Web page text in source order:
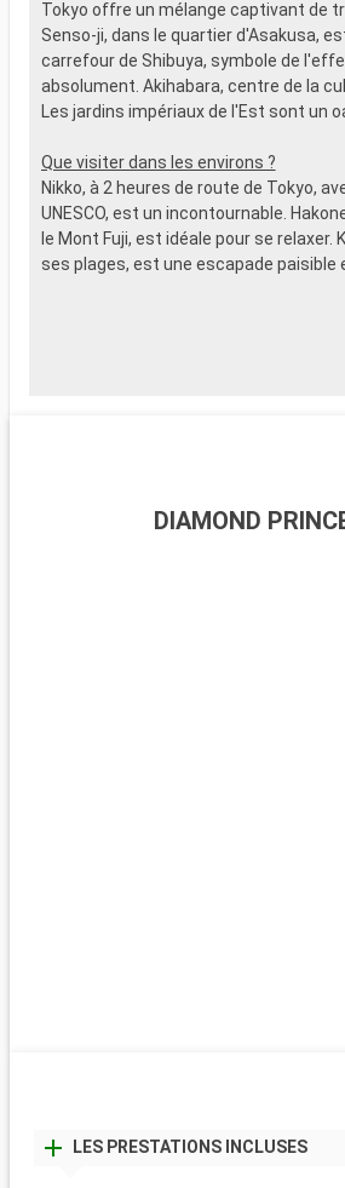
Tokyo offre un mélange captivant de
Senso-ji, dans le quartier d'Asakusa,
carrefour de Shibuya, symbole de
absolument. Akihabara, centre de la
Les jardins impériaux de l'Est sont un
Que visiter dans les environs ?
Nikko, à 2 heures de route de Tokyo,
UNESCO, est un incontournable.
le Mont Fuji, est idéale pour se relaxer.
ses plages, est une escapade paisible
DIAMOND
LES PRESTATIONS INCLUSES